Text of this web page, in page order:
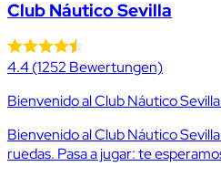
Club Náutico Sevilla
4.4(1252 Bewertungen)
Bienvenido al Club Náutico
Bienvenido al Club Náutico
ruedas. Pasa a jugar: te